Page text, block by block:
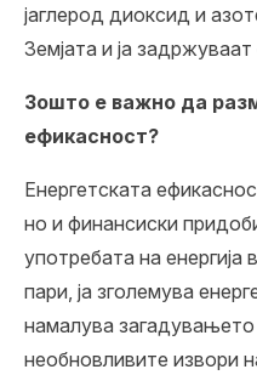
јаглерод диоксид и
Земјата и ја
Зошто е важно да
ефикасност?
Енергетската
но и финансиски
употребата на
пари, ја зголемува
намалува
необновливите извори